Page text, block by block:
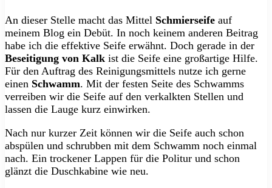
An dieser Stelle macht das Mittel Schmierseife auf
meinem Blog ein Debüt. In noch keinem anderen Beitrag
habe ich die effektive Seife erwähnt. Doch gerade in der
Beseitigung von Kalk ist die Seife eine großartige Hilfe.
Für den Auftrag des Reinigungsmittels nutze ich gerne
einen Schwamm. Mit der festen Seite des Schwamms
verreiben wir die Seife auf den verkalkten Stellen und
lassen die Lauge kurz einwirken.
Nach nur kurzer Zeit können wir die Seife auch schon
abspülen und schrubben mit dem Schwamm noch einmal
nach. Ein trockener Lappen für die Politur und schon
glänzt die Duschkabine wie neu.